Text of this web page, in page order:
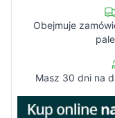
Obejmuje
Masz 30 dni na